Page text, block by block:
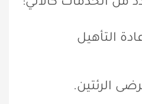
من الخدمات كالآتي:
التأهيل
الرئتين.